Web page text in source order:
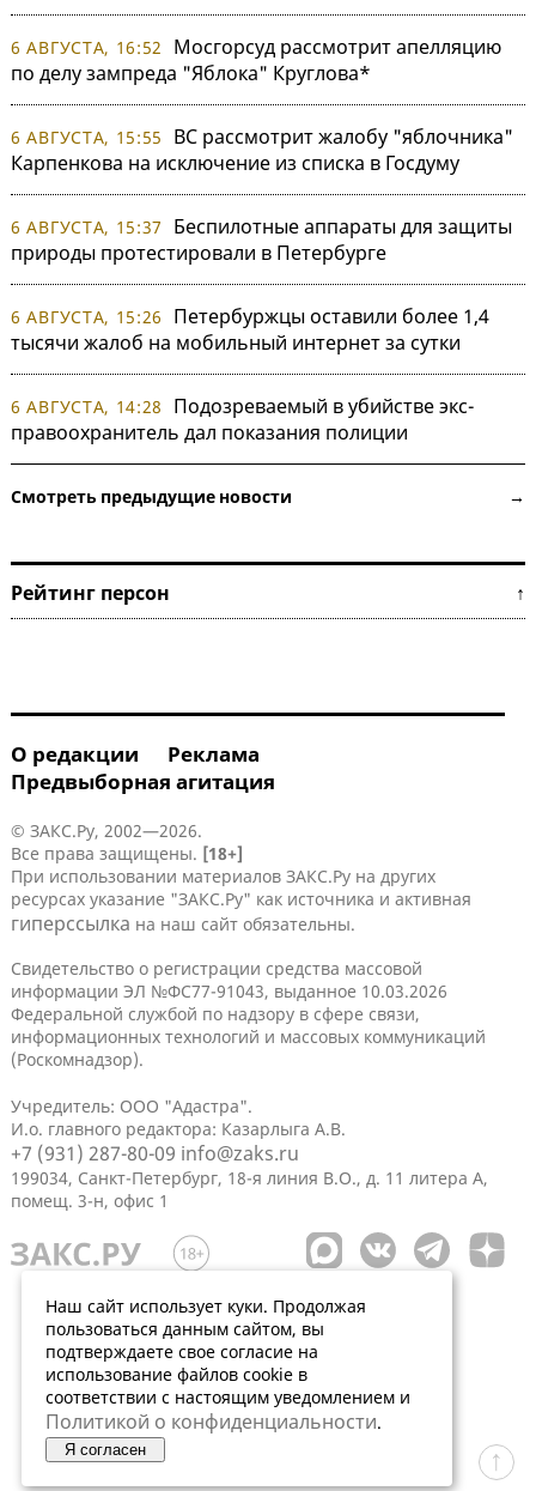
6 АВГУСТА, 16:52
Мосгорсуд рассмотрит апелляцию
по делу зампреда "Яблока" Круглова*
6 АВГУСТА, 15:55
ВС рассмотрит жалобу "яблочника"
Карпенкова на исключение из списка в Госдуму
6 АВГУСТА, 15:37
Беспилотные аппараты для защиты
природы протестировали в Петербурге
6 АВГУСТА, 15:26
Петербуржцы оставили более 1,4
тысячи жалоб на мобильный интернет за сутки
6 АВГУСТА, 14:28
Подозреваемый в убийстве экс-
правоохранитель дал показания полиции
Смотреть предыдущие новости →
Рейтинг персон ↑
О редакции
Реклама
Предвыборная агитация
© ЗАКС.Ру, 2002—2026.
Все права защищены. [18+]
При использовании материалов ЗАКС.Ру на других
ресурсах указание "ЗАКС.Ру" как источника и активная
гиперссылка на наш сайт обязательны.
Свидетельство о регистрации средства массовой
информации ЭЛ №ФС77-91043, выданное 10.03.2026
Федеральной службой по надзору в сфере связи,
информационных технологий и массовых коммуникаций
(Роскомнадзор).
Учредитель: ООО "Адастра".
И.о. главного редактора: Казарлыга А.В.
+7 (931) 287-80-09 info@zaks.ru
199034, Санкт-Петербург, 18-я линия В.О., д. 11 литера А,
помещ. 3-н, офис 1
Наш сайт использует куки. Продолжая
пользоваться данным сайтом, вы
подтверждаете свое согласие на
использование файлов cookie в
соответствии с настоящим уведомлением и
Политикой о конфиденциальности.
Я согласен